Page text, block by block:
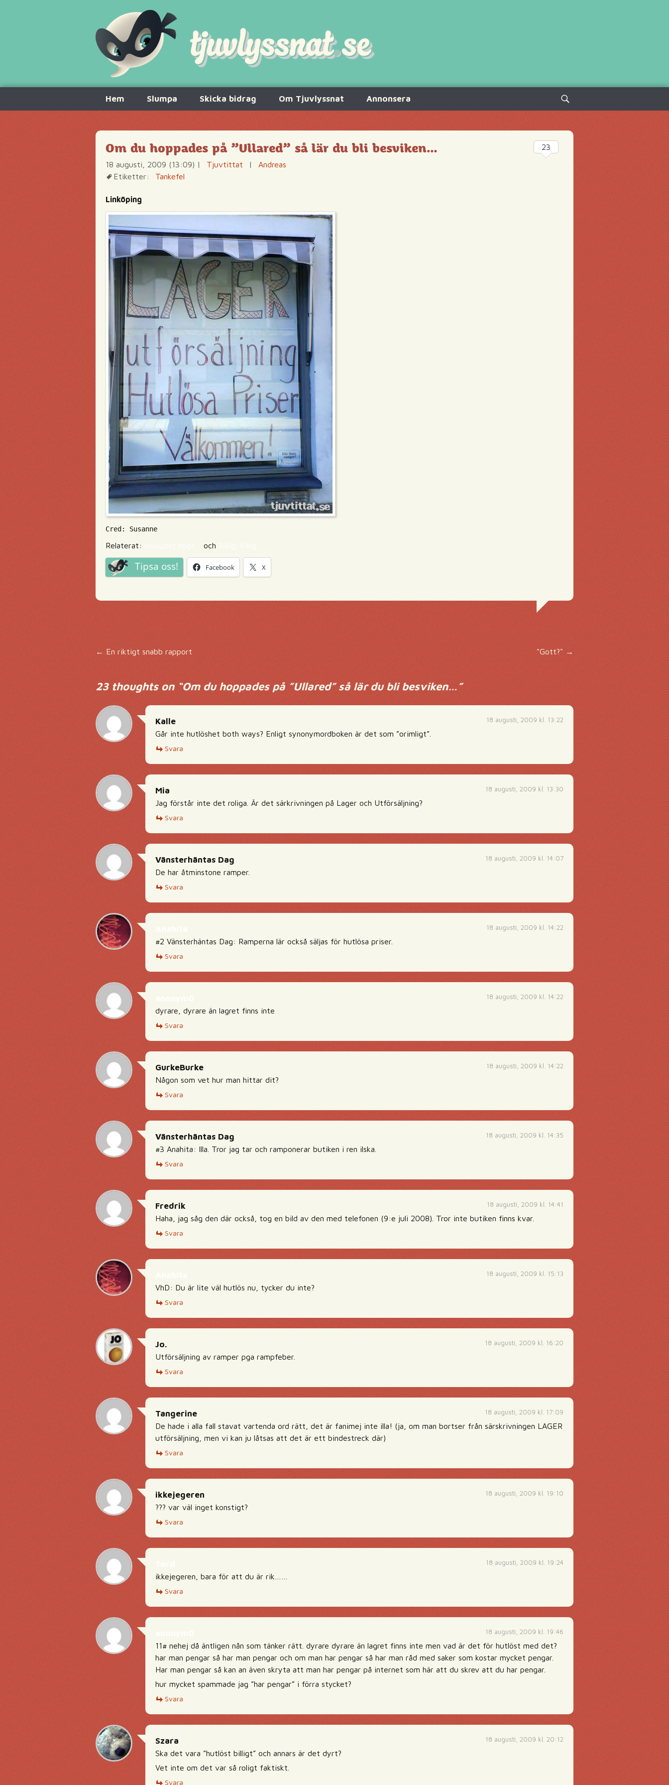
innehåll
Hem Slumpa Skicka bidrag Om Tjuvlyssnat Annonsera
Sök
efter:
Om du hoppades på ”Ullared” så lär du bli besviken…
18 augusti, 2009 (13:09) | Tjuvtittat |
Andreas
Etiketter:
Tankefel
Linköping
Cred: Susanne
Relaterat: och
Tipsa oss! Facebook X
23
Inläggsnavigering
←En riktigt snabb rapport "Gott?"→
23 thoughts on “Om du hoppades på ”Ullared” så lär du bli besviken…”
18 augusti, 2009 kl. 13:22
Kalle
Går inte hutlöshet both ways? Enligt synonymordboken är det som ”orimligt”.
Svara
18 augusti, 2009 kl. 13:30
Mia
Jag förstår inte det roliga. Är det särkrivningen på Lager och Utförsäljning?
Svara
18 augusti, 2009 kl. 14:07
Vänsterhäntas Dag
De har åtminstone ramper.
Svara
18 augusti, 2009 kl. 14:22
#2 Vänsterhäntas Dag: Ramperna lär också säljas för hutlösa priser.
Svara
18 augusti, 2009 kl. 14:22
dyrare, dyrare än lagret finns inte
Svara
18 augusti, 2009 kl. 14:22
GurkeBurke
Någon som vet hur man hittar dit?
Svara
18 augusti, 2009 kl. 14:35
Vänsterhäntas Dag
#3 Anahita: Illa. Tror jag tar och ramponerar butiken i ren ilska.
Svara
18 augusti, 2009 kl. 14:41
Fredrik
Haha, jag såg den där också, tog en bild av den med telefonen (9:e juli 2008). Tror inte butiken finns kvar.
Svara
18 augusti, 2009 kl. 15:13
VhD: Du är lite väl hutlös nu, tycker du inte?
Svara
18 augusti, 2009 kl. 16:20
Jo.
Utförsäljning av ramper pga rampfeber.
Svara
18 augusti, 2009 kl. 17:09
Tangerine
De hade i alla fall stavat vartenda ord rätt, det är fanimej inte illa! (ja, om man bortser från särskrivningen LAGER
utförsäljning, men vi kan ju låtsas att det är ett bindestreck där)
Svara
18 augusti, 2009 kl. 19:10
ikkejegeren
??? var väl inget konstigt?
Svara
18 augusti, 2009 kl. 19:24
ikkejegeren, bara för att du är rik……
Svara
18 augusti, 2009 kl. 19:46
11# nehej då äntligen nån som tänker rätt. dyrare dyrare än lagret finns inte men vad är det för hutlöst med det?
har man pengar så har man pengar och om man har pengar så har man råd med saker som kostar mycket pengar.
Har man pengar så kan an även skryta att man har pengar på internet som här att du skrev att du har pengar.
hur mycket spammade jag ”har pengar” i förra stycket?
Svara
18 augusti, 2009 kl. 20:12
Szara
Ska det vara ”hutlöst billigt” och annars är det dyrt?
Vet inte om det var så roligt faktiskt.
Svara